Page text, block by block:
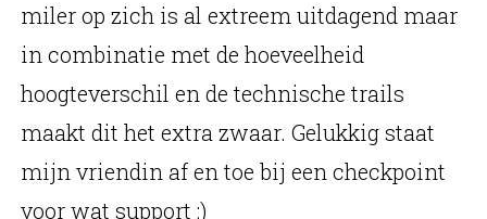
miler op zich is al extreem uitdagend maar
in combinatie met de hoeveelheid
hoogteverschil en de technische trails
maakt dit het extra zwaar. Gelukkig staat
mijn vriendin af en toe bij een checkpoint
voor wat support ;)